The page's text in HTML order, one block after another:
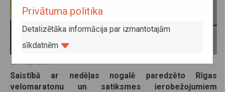
29. maijs 2024
Saistībā ar nedēļas nogalē paredzēto Rīgas
velomaratonu un satiksmes ierobežojumiem
Privātuma politika
Detalizētāka informācija par izmantotajām
sīkdatnēm